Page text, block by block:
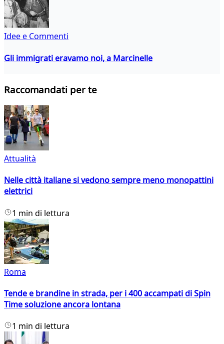
Idee e Commenti
Gli immigrati eravamo noi, a Marcinelle
Raccomandati per te
Attualità
Nelle città italiane si vedono sempre meno monopattini
elettrici
1 min di lettura
Roma
Tende e brandine in strada, per i 400 accampati di Spin
Time soluzione ancora lontana
1 min di lettura